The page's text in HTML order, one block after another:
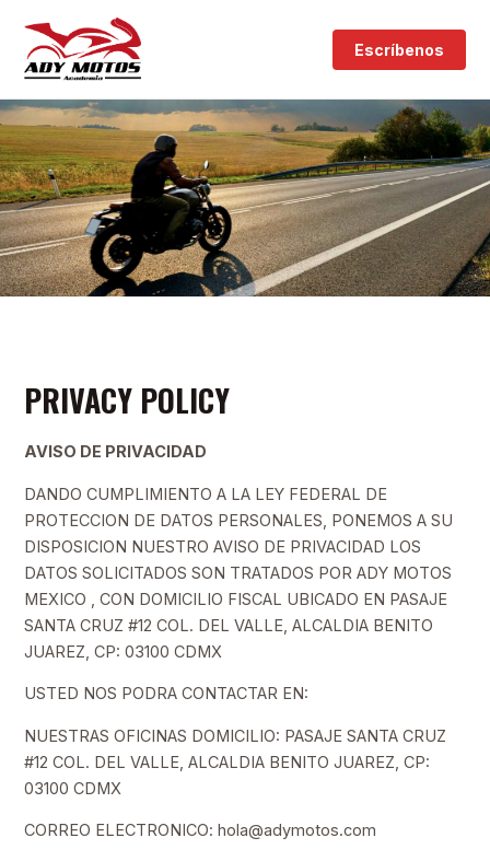
Escríbenos
PRIVACY POLICY
AVISO DE PRIVACIDAD
DANDO CUMPLIMIENTO A LA LEY FEDERAL DE
PROTECCION DE DATOS PERSONALES, PONEMOS A SU
DISPOSICION NUESTRO AVISO DE PRIVACIDAD LOS
DATOS SOLICITADOS SON TRATADOS POR ADY MOTOS
MEXICO , CON DOMICILIO FISCAL UBICADO EN PASAJE
SANTA CRUZ #12 COL. DEL VALLE, ALCALDIA BENITO
JUAREZ, CP: 03100 CDMX
USTED NOS PODRA CONTACTAR EN:
NUESTRAS OFICINAS DOMICILIO: PASAJE SANTA CRUZ
#12 COL. DEL VALLE, ALCALDIA BENITO JUAREZ, CP:
03100 CDMX
CORREO ELECTRONICO: hola@adymotos.com